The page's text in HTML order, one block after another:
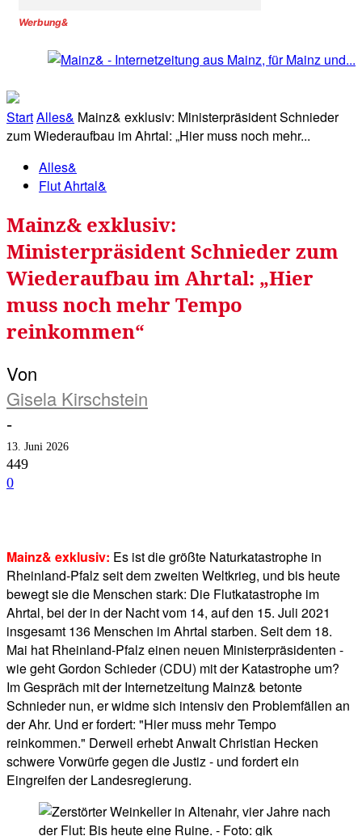
Werbung&
StartAlles& Mainz& exklusiv: Ministerpräsident Schnieder
zum Wiederaufbau im Ahrtal: „Hier muss noch mehr...
Alles&
Flut Ahrtal&
Mainz& exklusiv:
Ministerpräsident Schnieder zum
Wiederaufbau im Ahrtal: „Hier
muss noch mehr Tempo
reinkommen“
Von
Gisela Kirschstein
-
13. Juni 2026
449
0
Mainz& exklusiv: Es ist die größte Naturkatastrophe in
Rheinland-Pfalz seit dem zweiten Weltkrieg, und bis heute
bewegt sie die Menschen stark: Die Flutkatastrophe im
Ahrtal, bei der in der Nacht vom 14, auf den 15. Juli 2021
insgesamt 136 Menschen im Ahrtal starben. Seit dem 18.
Mai hat Rheinland-Pfalz einen neuen Ministerpräsidenten -
wie geht Gordon Schieder (CDU) mit der Katastrophe um?
Im Gespräch mit der Internetzeitung Mainz& betonte
Schnieder nun, er widme sich intensiv den Problemfällen an
der Ahr. Und er fordert: "Hier muss mehr Tempo
reinkommen." Derweil erhebt Anwalt Christian Hecken
schwere Vorwürfe gegen die Justiz - und fordert ein
Eingreifen der Landesregierung.